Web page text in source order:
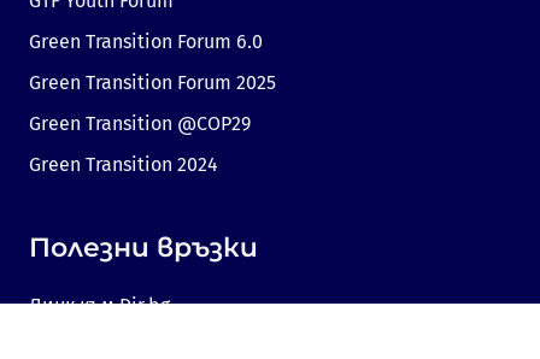
Green Transition Forum 6.0
Green Transition Forum 2025
Green Transition @COP29
Green Transition 2024
Полезни връзки
Линк към Dir.bg